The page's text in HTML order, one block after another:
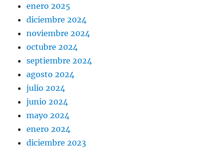
enero 2025
diciembre 2024
noviembre 2024
octubre 2024
septiembre 2024
agosto 2024
julio 2024
junio 2024
mayo 2024
enero 2024
diciembre 2023